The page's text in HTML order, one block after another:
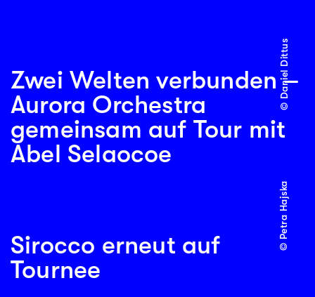
Zwei Welten verbunden –
Aurora Orchestra
gemeinsam auf Tour mit
Abel Selaocoe
© Daniel Dittus
Sirocco erneut auf
Tournee
© Petra Hajska